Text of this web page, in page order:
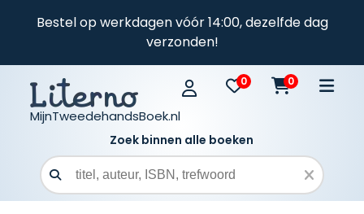
Bestel op werkdagen vóór 14:00, dezelfde dag
verzonden!
MijnTweedehandsBoek.nl
0 0
Zoek binnen alle boeken
Zoekveld